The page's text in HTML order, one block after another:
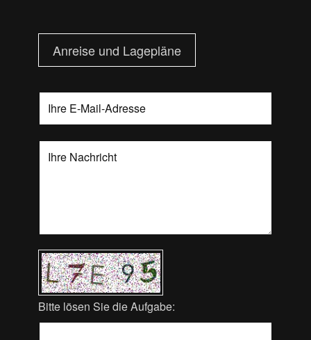
Anreise und Lagepläne
Bitte lösen Sie die Aufgabe: